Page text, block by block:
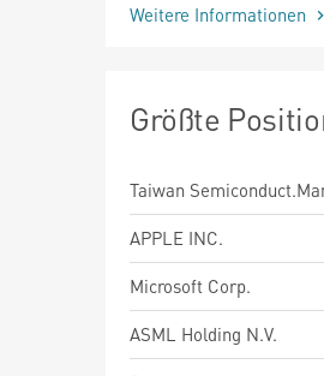
Weitere Informationen
Größte
Taiwan
APPLE INC.
Microsoft Corp.
ASML Holding N.V.